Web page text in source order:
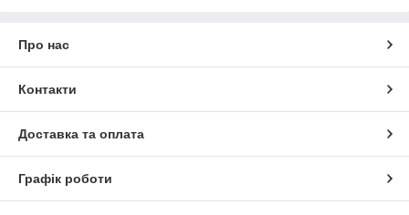
Про нас
Контакти
Доставка та оплата
Графік роботи